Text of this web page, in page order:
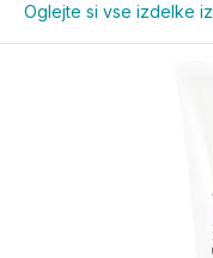
Oglejte si vse izdelke iz